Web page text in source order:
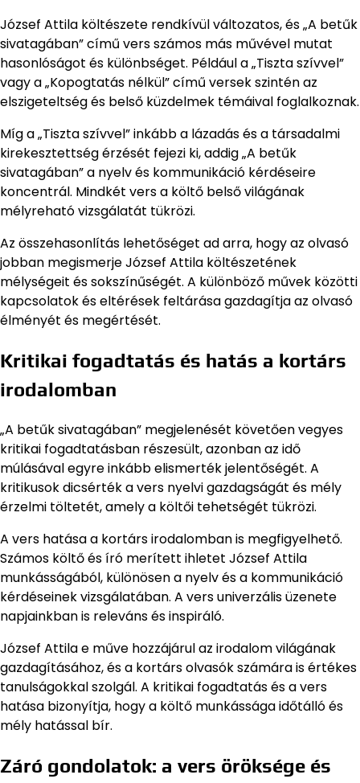
József Attila költészete rendkívül változatos, és „A betűk
sivatagában” című vers számos más művével mutat
hasonlóságot és különbséget. Például a „Tiszta szívvel”
vagy a „Kopogtatás nélkül” című versek szintén az
elszigeteltség és belső küzdelmek témáival foglalkoznak.
Míg a „Tiszta szívvel” inkább a lázadás és a társadalmi
kirekesztettség érzését fejezi ki, addig „A betűk
sivatagában” a nyelv és kommunikáció kérdéseire
koncentrál. Mindkét vers a költő belső világának
mélyreható vizsgálatát tükrözi.
Az összehasonlítás lehetőséget ad arra, hogy az olvasó
jobban megismerje József Attila költészetének
mélységeit és sokszínűségét. A különböző művek közötti
kapcsolatok és eltérések feltárása gazdagítja az olvasó
élményét és megértését.
Kritikai fogadtatás és hatás a kortárs
irodalomban
„A betűk sivatagában” megjelenését követően vegyes
kritikai fogadtatásban részesült, azonban az idő
múlásával egyre inkább elismerték jelentőségét. A
kritikusok dicsérték a vers nyelvi gazdagságát és mély
érzelmi töltetét, amely a költői tehetségét tükrözi.
A vers hatása a kortárs irodalomban is megfigyelhető.
Számos költő és író merített ihletet József Attila
munkásságából, különösen a nyelv és a kommunikáció
kérdéseinek vizsgálatában. A vers univerzális üzenete
napjainkban is releváns és inspiráló.
József Attila e műve hozzájárul az irodalom világának
gazdagításához, és a kortárs olvasók számára is értékes
tanulságokkal szolgál. A kritikai fogadtatás és a vers
hatása bizonyítja, hogy a költő munkássága időtálló és
mély hatással bír.
Záró gondolatok: a vers öröksége és